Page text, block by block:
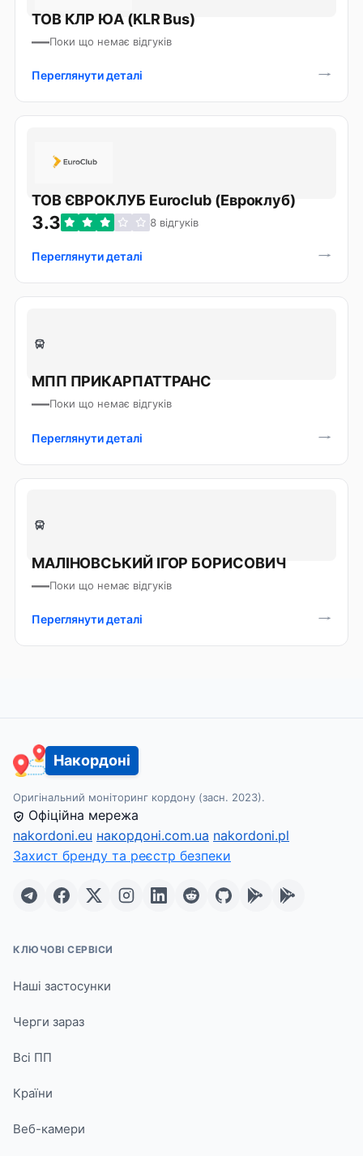
ТОВ КЛР ЮА (KLR Bus)
—Поки що немає відгуків
Переглянути деталі
ТОВ ЄВРОКЛУБ Euroclub (Евроклуб)
3.3 8 відгуків
Переглянути деталі
МПП ПРИКАРПАТТРАНС
—Поки що немає відгуків
Переглянути деталі
МАЛІНОВСЬКИЙ ІГОР БОРИСОВИЧ
—Поки що немає відгуків
Переглянути деталі
Накордоні
Оригінальний моніторинг кордону (засн. 2023).
Офіційна мережа
nakordoni.eu накордоні.com.ua nakordoni.pl
Захист бренду та реєстр безпеки
КЛЮЧОВІ СЕРВІСИ
Наші застосунки
Черги зараз
Всі ПП
Країни
Веб-камери